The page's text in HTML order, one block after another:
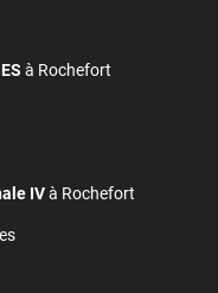
à Rochefort
IVà Rochefort